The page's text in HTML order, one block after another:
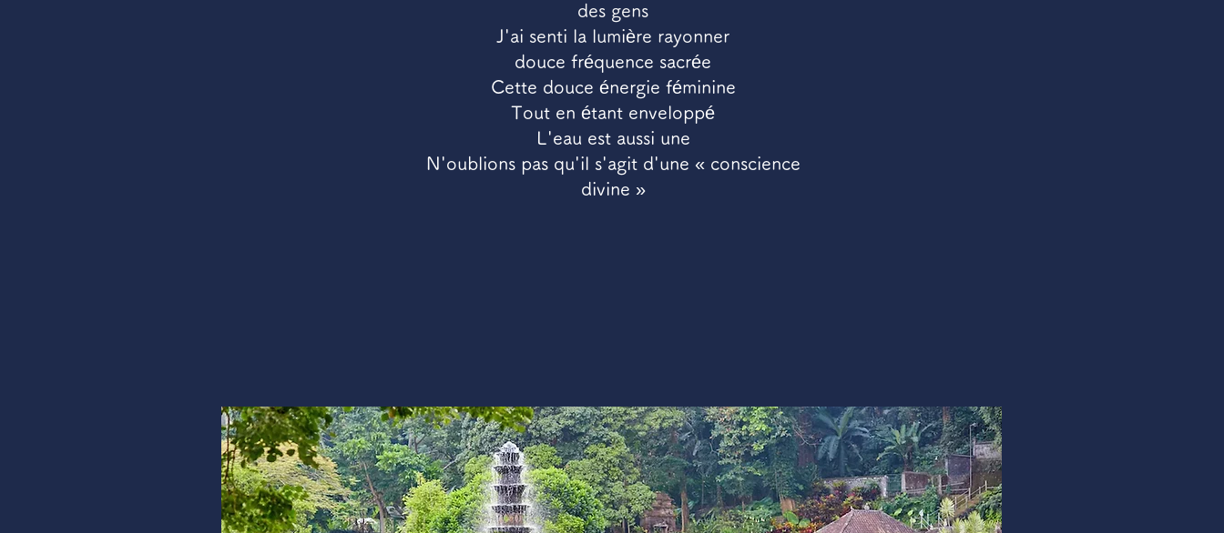
des gens
J'ai senti la lumière rayonner
douce fréquence sacrée
Cette douce énergie féminine
Tout en étant enveloppé
L'eau est aussi une
N'oublions pas qu'il s'agit d'une « conscience
divine »